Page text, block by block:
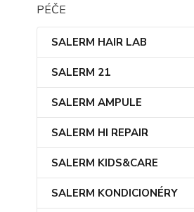
PÉČE
SALERM HAIR LAB
SALERM 21
SALERM AMPULE
SALERM HI REPAIR
SALERM KIDS&CARE
SALERM KONDICIONÉRY